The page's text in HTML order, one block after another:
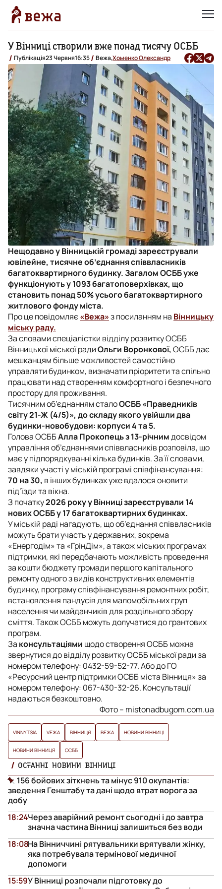
У Вінниці створили вже понад тисячу ОСББ
Публікація23 Червня16:35 Вежа,Хоменко Олександр
Нещодавно у Вінницькій громаді зареєстрували
ювілейне, тисячне об’єднання співвласників
багатоквартирного будинку. Загалом ОСББ уже
функціонують у 1093 багатоповерхівках, що
становить понад 50% усього багатоквартирного
житлового фонду міста.
Про це повідомляє«Вежа»з посиланням на Вінницьку
міську раду.
За словами спеціалістки відділу розвитку ОСББ
Вінницької міської радиОльги Воронкової, ОСББ дає
мешканцям більше можливостей самостійно
управляти будинком, визначати пріоритети та спільно
працювати над створенням комфортного і безпечного
простору для проживання.
Тисячним об’єднанням сталоОСББ «Праведників
світу 21-Ж (4/5)», до складу якого увійшли два
будинки-новобудови: корпуси 4 та 5.
Голова ОСББАлла Прокопець з 13-річнимдосвідом
управління об’єднаннями співвласників розповіла, що
має у підпорядкуванні кілька будинків. За її словами,
завдяки участі у міській програмі співфінансування:
70 на 30, в інших будинках уже вдалося оновити
під’їзди та вікна.
З початку2026 року у Вінниці зареєстрували 14
нових ОСББ у 17 багатоквартирних будинках.
У міській раді нагадують, що об’єднання співвласників
можуть брати участь у державних, зокрема
«Енергодім» та «ГрінДім», а також міських програмах
підтримки, які передбачають можливість проведення
за кошти бюджету громади першого капітального
ремонту одного з видів конструктивних елементів
будинку, програму співфінансування ремонтних робіт,
встановлення пандусів для маломобільних груп
населення чи майданчиків для роздільного збору
сміття. Також ОСББ можуть долучатися до грантових
програм.
За консультаціями щодо створення ОСББ можна
звернутися до відділу розвитку ОСББ міської ради за
номером телефону: 0432-59-52-77. Або до ГО
«Ресурсний центр підтримки ОСББ міста Вінниця» за
номером телефону: 067-430-32-26. Консультації
надаються безкоштовно.
Фото – mistonadbugom.com.ua
VINNYTSIA VЕЖА ВІННИЦЯ ВЕЖА НОВИНИ ВІННИЦІ
НОВИНИ ВІННИЦЯ ОСББ
ОСТАННІ НОВИНИ ВІННИЦІ
156 бойових зіткнень та мінус 910 окупантів:
зведення Генштабу та дані щодо втрат ворога за
добу
Через аварійний ремонт сьогодні і до завтра
значна частина Вінниці залишиться без води
18:24
На Вінниччині рятувальники врятували жінку,
яка потребувала термінової медичної
допомоги
18:08
У Вінниці розпочали підготовку до
15:59